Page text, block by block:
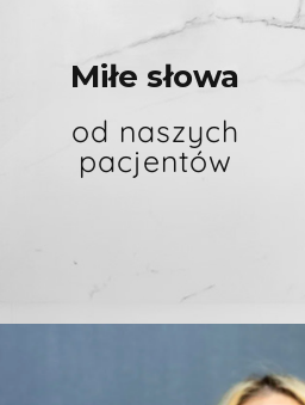
Miłe słowa
od naszych
pacjentów